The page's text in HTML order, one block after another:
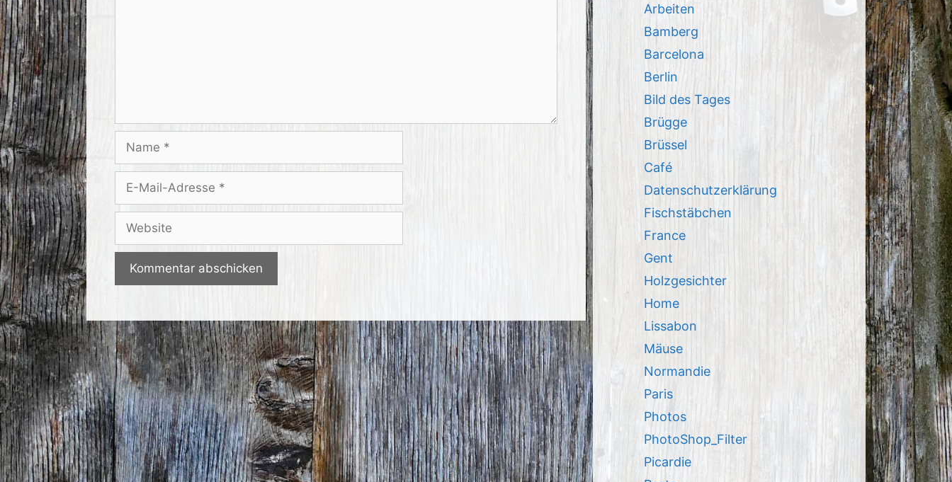
Name
Adresse
Website
Arbeiten
Bamberg
Barcelona
Berlin
Bild des Tages
Brügge
Brüssel
Café
Datenschutzerklärung
Fischstäbchen
France
Gent
Holzgesichter
Home
Lissabon
Mäuse
Normandie
Paris
Photos
PhotoShop_Filter
Picardie